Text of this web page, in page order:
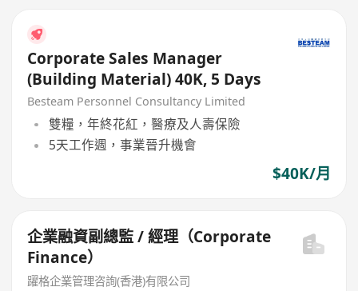
Corporate Sales Manager
(Building Material) 40K, 5 Days
Besteam Personnel Consultancy Limited
雙糧，年終花紅，醫療及人壽保險
5天工作週，事業晉升機會
$40K/月
企業融資副總監 / 經理（Corporate
Finance）
躍格企業管理咨詢(香港)有限公司